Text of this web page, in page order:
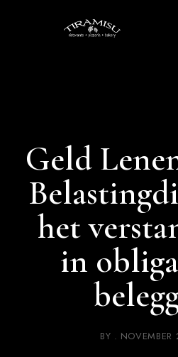
Geld
het
in
BY